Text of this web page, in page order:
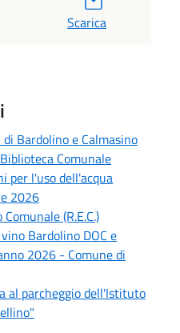
Scarica
Bardolino e Calmasino
Comunale
per l'uso dell'acqua
2026
(R.E.C.)
Bardolino DOC e
2026 - Comune di
al parcheggio dell'Istituto